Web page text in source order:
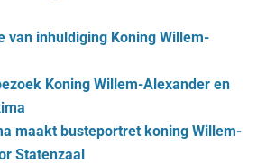
van inhuldiging Koning Willem-
Koning Willem-Alexander en
maakt busteportret koning Willem-
Statenzaal